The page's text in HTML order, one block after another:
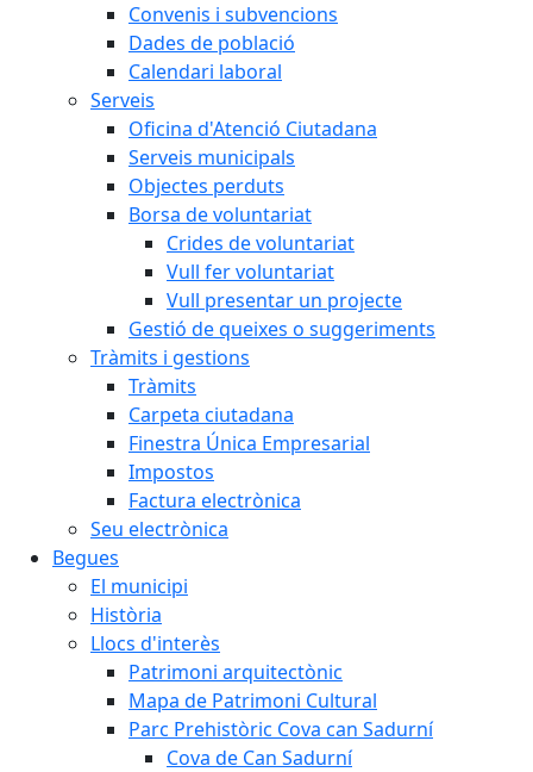
Convenis i subvencions
Dades de població
Calendari laboral
Serveis
Oficina d'Atenció Ciutadana
Serveis municipals
Objectes perduts
Borsa de voluntariat
Crides de voluntariat
Vull fer voluntariat
Vull presentar un projecte
Gestió de queixes o suggeriments
Tràmits i gestions
Tràmits
Carpeta ciutadana
Finestra Única Empresarial
Impostos
Factura electrònica
Seu electrònica
Begues
El municipi
Història
Llocs d'interès
Patrimoni arquitectònic
Mapa de Patrimoni Cultural
Parc Prehistòric Cova can Sadurní
Cova de Can Sadurní